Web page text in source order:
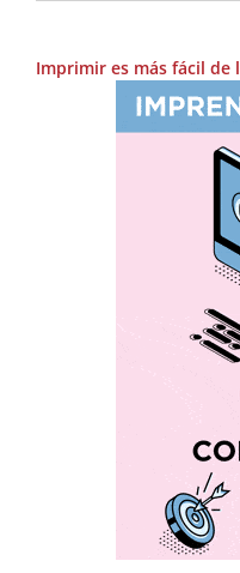
Imprimir es más fácil de